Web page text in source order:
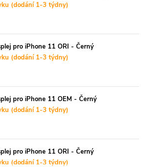
(dodání 1-3 týdny)
pro iPhone 11 ORI - Černý
(dodání 1-3 týdny)
pro iPhone 11 OEM - Černý
(dodání 1-3 týdny)
pro iPhone 11 ORI - Černý
(dodání 1-3 týdny)